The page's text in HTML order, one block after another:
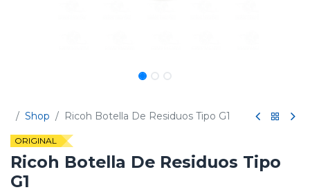
Shop Ricoh Botella De Residuos Tipo G1
ORIGINAL
Ricoh Botella De Residuos Tipo
G1